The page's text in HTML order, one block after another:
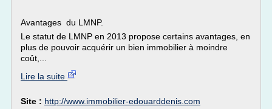
Avantages du LMNP.
Le statut de LMNP en 2013 propose certains avantages, en
plus de pouvoir acquérir un bien immobilier à moindre
coût,...
Lire la suite
Site : http://www.immobilier-edouarddenis.com